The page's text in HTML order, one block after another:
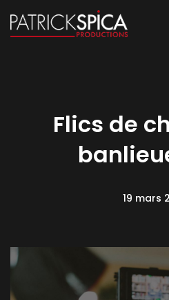
Flics de
19 mars